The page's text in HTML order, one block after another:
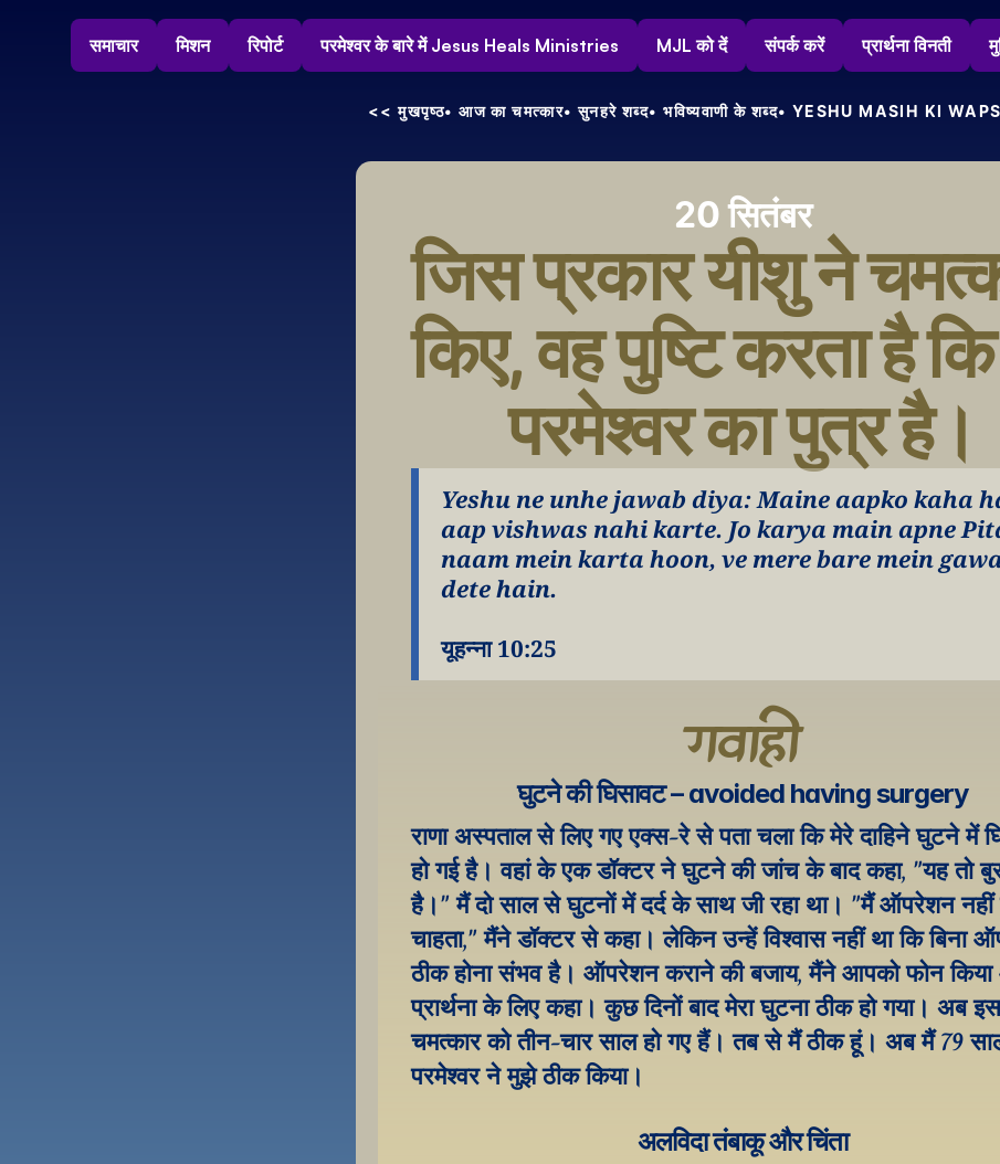
समाचार मिशन रिपोर्ट परमेश्वर के बारे में Jesus Heals Ministries MJL को दें संपर्क करें प्रार्थना विनती
<< मुखपृष्ठ• आज का चमत्कार• सुनहरे शब्द• भविष्यवाणी के शब्द• YESHU MASIH KI
20 सितंबर
जिस प्रकार यीशु ने
किए, वह पुष्टि करता है
परमेश्वर का पुत्र है।
Yeshu ne unhe jawab diya: Maine aapko kaha
aap vishwas nahi karte. Jo karya main apne
naam mein karta hoon, ve mere bare mein
dete hain.
यूहन्ना 10:25
गवाही
घुटने की घिसावट – avoided having surgery
राणा अस्पताल से लिए गए एक्स-रे से पता चला कि मेरे दाहिने घुटने में
हो गई है। वहां के एक डॉक्टर ने घुटने की जांच के बाद कहा, "यह तो
है।" मैं दो साल से घुटनों में दर्द के साथ जी रहा था। "मैं ऑपरेशन नहीं
चाहता," मैंने डॉक्टर से कहा। लेकिन उन्हें विश्वास नहीं था कि बिना
ठीक होना संभव है। ऑपरेशन कराने की बजाय, मैंने आपको फोन
प्रार्थना के लिए कहा। कुछ दिनों बाद मेरा घुटना ठीक हो गया। अब इस
चमत्कार को तीन-चार साल हो गए हैं। तब से मैं ठीक हूं। अब मैं 79
परमेश्वर ने मुझे ठीक किया।
अलविदा तंबाकू और चिंता